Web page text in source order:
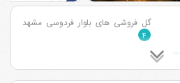
گل فروشی های بلوار فردوسی مشهد
۴
گل فروشی های بزرگراه آسیایی مشهد
۲